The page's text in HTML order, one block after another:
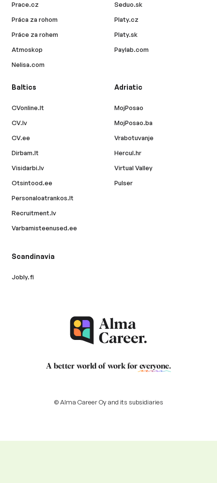
Prace.cz
Práca za rohom
Práce za rohem
Atmoskop
Nelisa.com
Seduo.sk
Platy.cz
Platy.sk
Paylab.com
Baltics
CVonline.lt
CV.lv
CV.ee
Dirbam.lt
Visidarbi.lv
Otsintood.ee
Personaloatrankos.lt
Recruitment.lv
Varbamisteenused.ee
Adriatic
MojPosao
MojPosao.ba
Vrabotuvanje
Hercul.hr
Virtual Valley
Pulser
Scandinavia
Jobly.fi
A better world of work for everyone.
© Alma Career Oy and its subsidiaries